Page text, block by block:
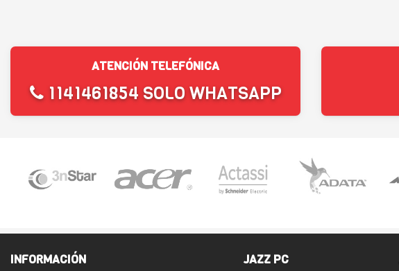
ATENCIÓN TELEFÓNICA
1141461854 SOLO WHATSAPP
INFORMACIÓN JAZZ PC